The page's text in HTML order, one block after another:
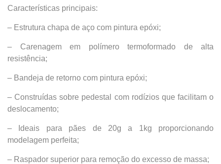
Características principais:
– Estrutura chapa de aço com pintura epóxi;
– Carenagem em polímero termoformado de alta
resistência;
– Bandeja de retorno com pintura epóxi;
– Construídas sobre pedestal com rodízios que facilitam o
deslocamento;
– Ideais para pães de 20g a 1kg proporcionando
modelagem perfeita;
– Raspador superior para remoção do excesso de massa;